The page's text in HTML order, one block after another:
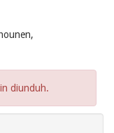
diunduh.